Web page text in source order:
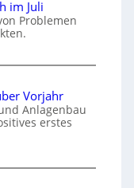
im Juli
Problemen
Vorjahr
Anlagenbau
erstes